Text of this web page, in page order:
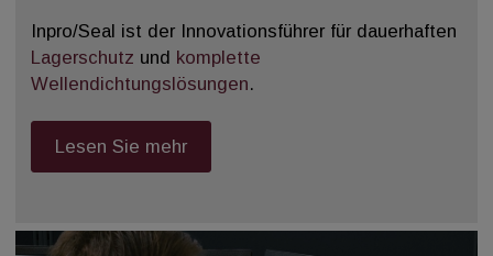
Inpro/Seal ist der Innovationsführer für dauerhaften
Lagerschutz und komplette
Wellendichtungslösungen.
Lesen Sie mehr